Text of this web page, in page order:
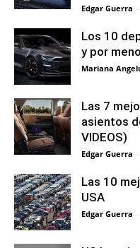
Edgar Guerra -
Los 10
y por
Mariana
Las 7
asientos
VIDEOS)
Edgar Guerra -
Las 10
USA
Edgar Guerra -